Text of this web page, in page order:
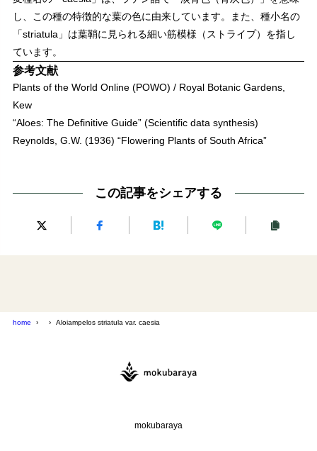
し、この種の特徴的な葉の色に由来しています。また、種小名の
「striatula」は葉鞘に見られる細い筋模様（ストライプ）を指し
ています。
参考文献
Plants of the World Online (POWO) / Royal Botanic Gardens,
Kew
“Aloes: The Definitive Guide” (Scientific data synthesis)
Reynolds, G.W. (1936) “Flowering Plants of South Africa”
この記事をシェアする
home Aloiampelos striatula var. caesia
mokubaraya